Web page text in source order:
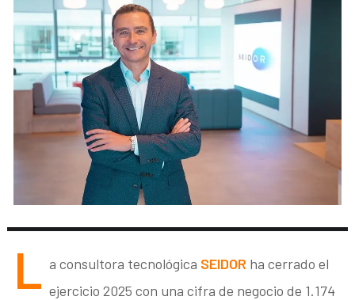
L a consultora tecnológica SEIDOR ha cerrado el
ejercicio 2025 con una cifra de negocio de 1.174